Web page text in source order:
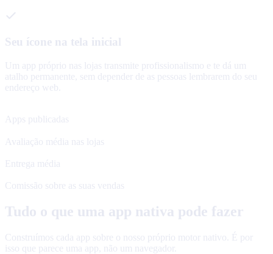
Seu ícone na tela inicial
Um app próprio nas lojas transmite profissionalismo e te dá um
atalho permanente, sem depender de as pessoas lembrarem do seu
endereço web.
Apps publicadas
Avaliação média nas lojas
Entrega média
Comissão sobre as suas vendas
Tudo o que uma app nativa pode fazer
Construímos cada app sobre o nosso próprio motor nativo. É por
isso que parece uma app, não um navegador.